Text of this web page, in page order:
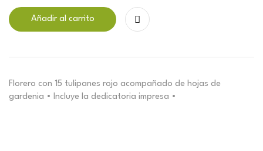
Añadir al carrito
Florero con 15 tulipanes rojo acompañado de hojas de
gardenia • Incluye la dedicatoria impresa •